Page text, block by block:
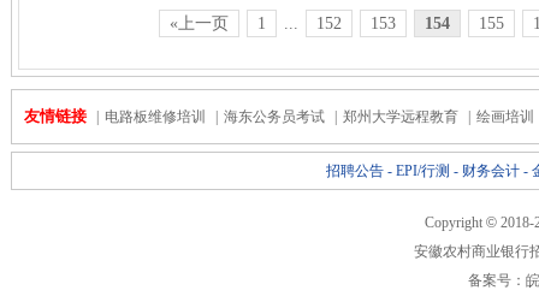
«上一页 1 ... 152 153 154 155
友情链接 电路板维修培训 海东公务员考试 郑州大学远程教育 绘画培训
招聘公告- EPI/行测 - 财务会计-
Copyright © 2018-
安徽农村商业银行
备案号：